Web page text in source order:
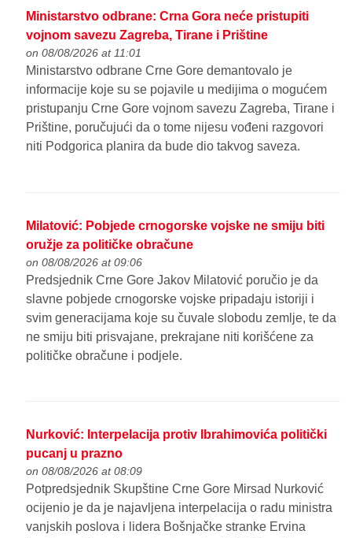
Ministarstvo odbrane: Crna Gora neće pristupiti
vojnom savezu Zagreba, Tirane i Prištine
on 08/08/2026 at 11:01
Ministarstvo odbrane Crne Gore demantovalo je
informacije koje su se pojavile u medijima o mogućem
pristupanju Crne Gore vojnom savezu Zagreba, Tirane i
Prištine, poručujući da o tome nijesu vođeni razgovori
niti Podgorica planira da bude dio takvog saveza.
Milatović: Pobjede crnogorske vojske ne smiju biti
oružje za političke obračune
on 08/08/2026 at 09:06
Predsjednik Crne Gore Jakov Milatović poručio je da
slavne pobjede crnogorske vojske pripadaju istoriji i
svim generacijama koje su čuvale slobodu zemlje, te da
ne smiju biti prisvajane, prekrajane niti korišćene za
političke obračune i podjele.
Nurković: Interpelacija protiv Ibrahimovića politički
pucanj u prazno
on 08/08/2026 at 08:09
Potpredsjednik Skupštine Crne Gore Mirsad Nurković
ocijenio je da je najavljena interpelacija o radu ministra
vanjskih poslova i lidera Bošnjačke stranke Ervina